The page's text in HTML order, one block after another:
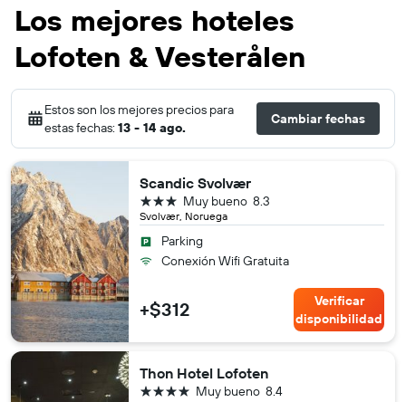
Los mejores hoteles
Lofoten & Vesterålen
Estos son los mejores precios para
estas fechas: 13 - 14 ago.
Cambiar fechas
Scandic Svolvær
Svolvær, Noruega
8.3
Muy bueno
3 estrellas
Parking
Conexión Wifi Gratuita
+$312
Verificar
disponibilidad
Thon Hotel Lofoten
8.4
Muy bueno
4 estrellas